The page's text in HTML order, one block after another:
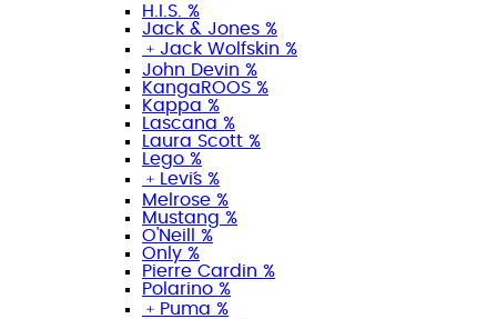
H.I.S. %
Jack & Jones %
﹢ Jack Wolfskin %
John Devin %
KangaROOS %
Kappa %
Lascana %
Laura Scott %
Lego %
﹢
Levi´s %
Melrose %
Mustang %
O'Neill %
Only %
Pierre Cardin %
Polarino %
﹢ Puma %